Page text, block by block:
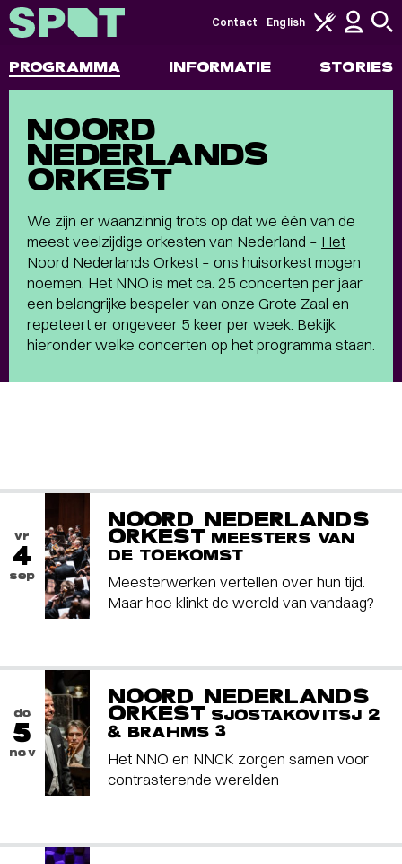
PROGRAMMA INFORMATIE STORIES
Contact English
NOORD
NEDERLANDS
ORKEST
We zijn er waanzinnig trots op dat we één van de
meest veelzijdige orkesten van Nederland – Het
Noord Nederlands Orkest – ons huisorkest mogen
noemen. Het NNO is met ca. 25 concerten per jaar
een belangrijke bespeler van onze Grote Zaal en
repeteert er ongeveer 5 keer per week. Bekijk
hieronder welke concerten op het programma staan.
vr
4
sep
NOORD NEDERLANDS
ORKEST MEESTERS VAN
DE TOEKOMST
Meesterwerken vertellen over hun tijd.
Maar hoe klinkt de wereld van vandaag?
do
5
nov
NOORD NEDERLANDS
ORKEST SJOSTAKOVITSJ 2
& BRAHMS 3
Het NNO en NNCK zorgen samen voor
contrasterende werelden